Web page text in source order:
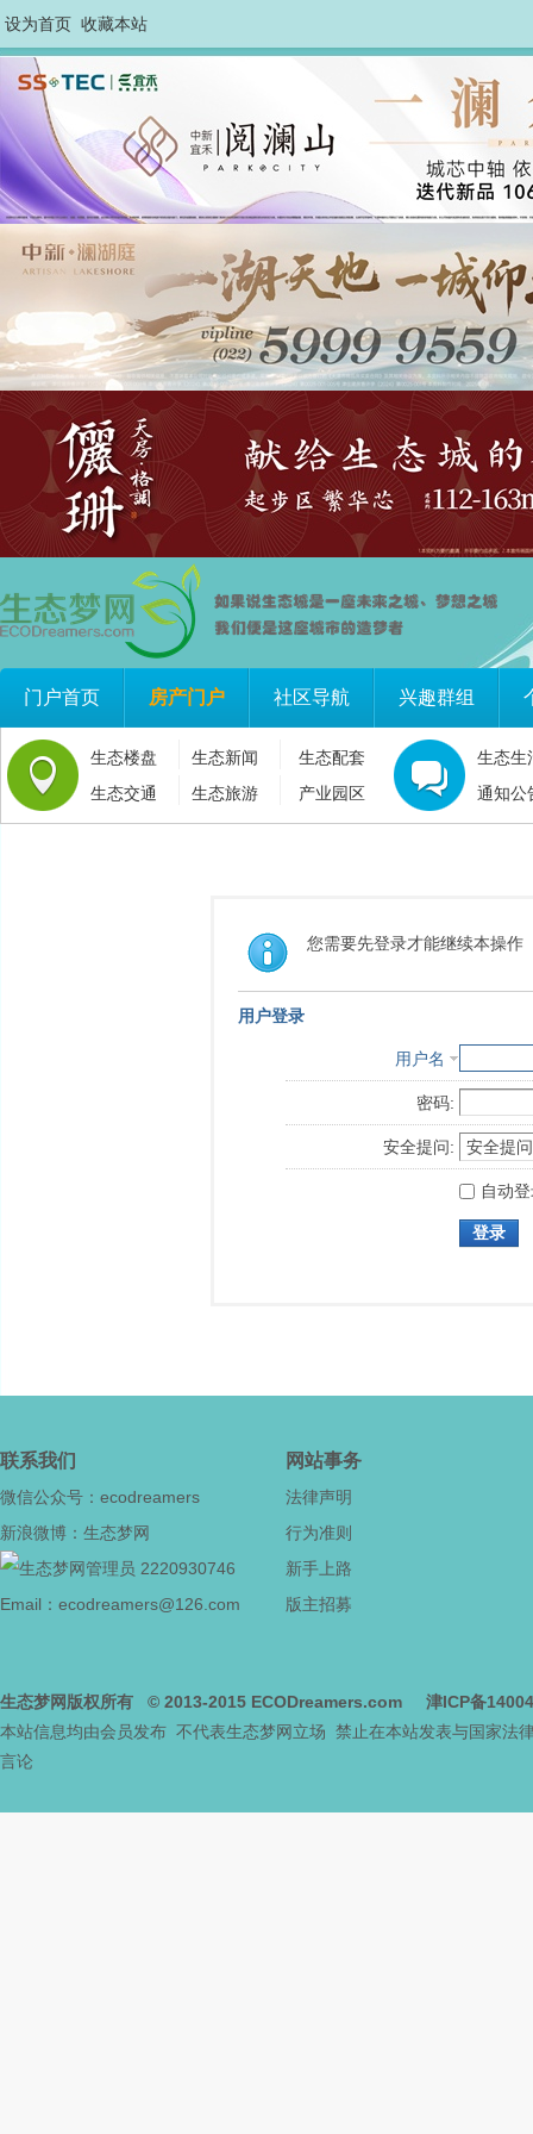
设为首页 收藏本站
门户首页 房产门户 社区导航 兴趣群组
生态楼盘 生态新闻
生态配套
生态交通
生态旅游 产业园区
生态生
通知公
您需要先登录才能继续本操作
用户登录
用户名
密码:
安全提问:
自动
登录
联系我们
微信公众号：ecodreamers
新浪微博：生态梦网
2220930746
Email：ecodreamers@126.com
网站事务
法律声明
行为准则
新手上路
版主招募
生态梦网版权所有 © 2013-2015 ECODreamers.com
津ICP备
本站信息均由会员发布 不代表生态梦网立场 禁止在本站发表与国家法
言论